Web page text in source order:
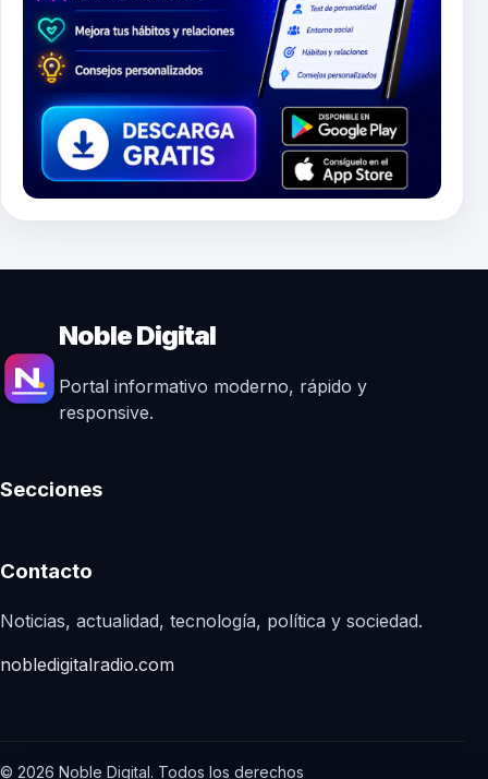
Noble Digital
Portal informativo moderno, rápido y
responsive.
Secciones
Contacto
Noticias, actualidad, tecnología, política y sociedad.
nobledigitalradio.com
© 2026 Noble Digital. Todos los derechos